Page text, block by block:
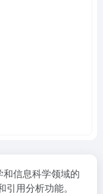
信息科学领域的
用分析功能。